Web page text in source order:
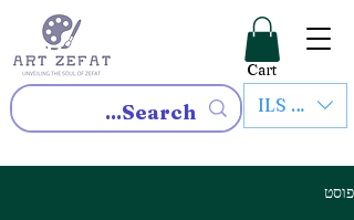
ILS (₪)
Cart
פוסט